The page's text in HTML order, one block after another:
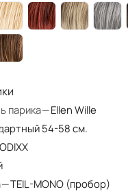
парика—Ellen Wille
54-58 см.
—TEIL-MONO (пробор)